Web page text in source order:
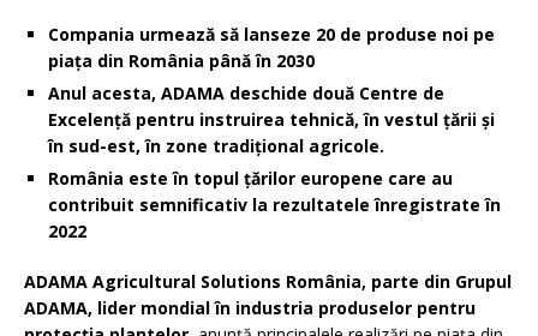
Compania urmează să lanseze 20 de produse noi pe
piața din România până în 2030
Anul acesta, ADAMA deschide două Centre de
Excelență pentru instruirea tehnică, în vestul țării și
în sud-est, în zone tradițional agricole.
România este în topul țărilor europene care au
contribuit semnificativ la rezultatele înregistrate în
2022
ADAMA Agricultural Solutions România, parte din Grupul
ADAMA, lider mondial în industria produselor pentru